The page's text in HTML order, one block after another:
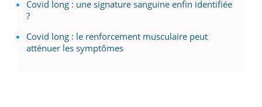
Covid long : une signature sanguine enfin identifiée
?
Covid long : le renforcement musculaire peut
atténuer les symptômes